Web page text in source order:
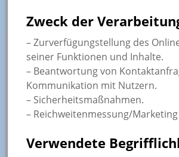
Zweck der
– Zurverfügungstellung des
seiner Funktionen und Inhalte.
– Beantwortung von
Kommunikation mit Nutzern.
– Sicherheitsmaßnahmen.
– Reichweitenmessung/Marketing
Verwendete